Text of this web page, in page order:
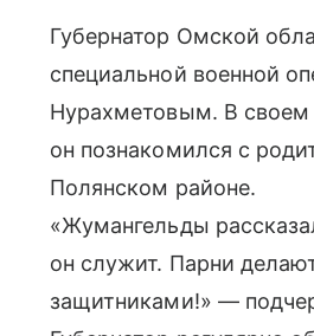
Губернатор Омской
специальной военной
Нурахметовым. В своем
он познакомился с
Полянском районе.
«Жумангельды
он служит. Парни
защитниками!» —